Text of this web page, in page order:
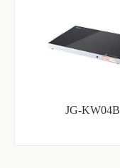
JG-KW04B